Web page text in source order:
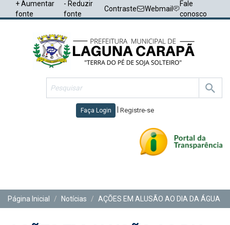
+ Aumentar
fonte
- Reduzir
fonte
Contraste Webmail
Fale
conosco
Faça Login Registre-se
Página Inicial
Notícias AÇÕES EM ALUSÃO AO DIA DA ÁGUA